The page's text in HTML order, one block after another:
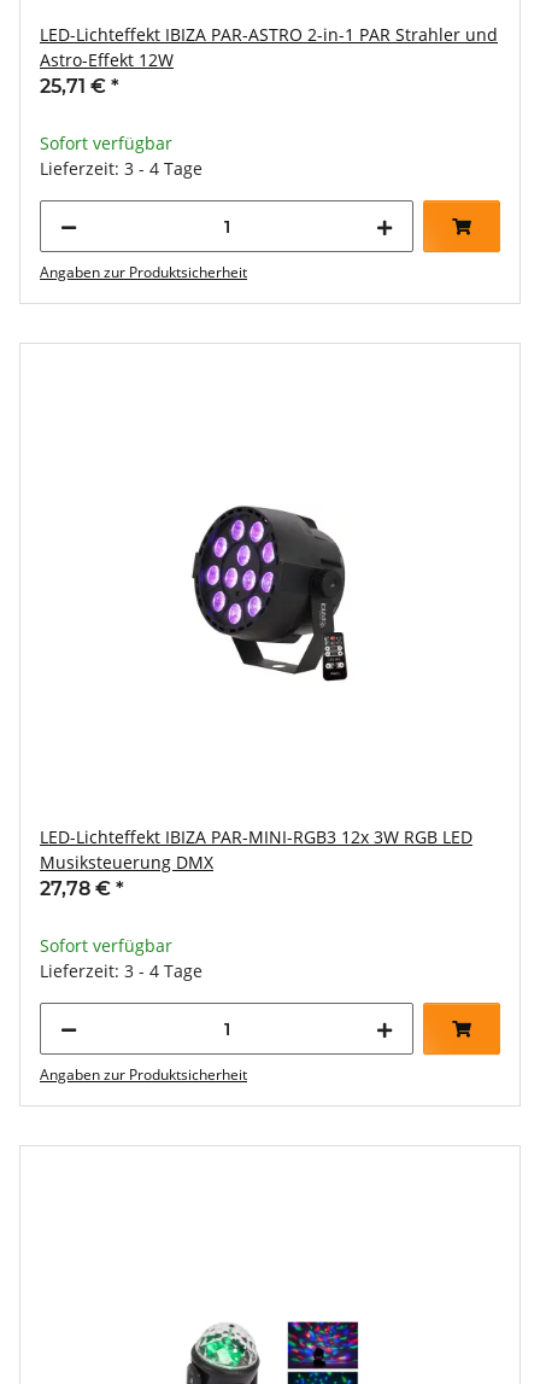
LED-Lichteffekt IBIZA PAR-ASTRO 2-in-1 PAR Strahler und
Astro-Effekt 12W
25,71 € *
Sofort verfügbar
Lieferzeit: 3 - 4 Tage
Angaben zur Produktsicherheit
LED-Lichteffekt IBIZA PAR-MINI-RGB3 12x 3W RGB LED
Musiksteuerung DMX
27,78 € *
Sofort verfügbar
Lieferzeit: 3 - 4 Tage
Angaben zur Produktsicherheit